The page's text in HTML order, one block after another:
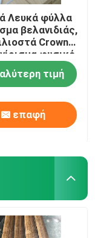
Λευκά φύλλα
βελανιδιάς,
Crown
φυσικό
τιμή
επαφή